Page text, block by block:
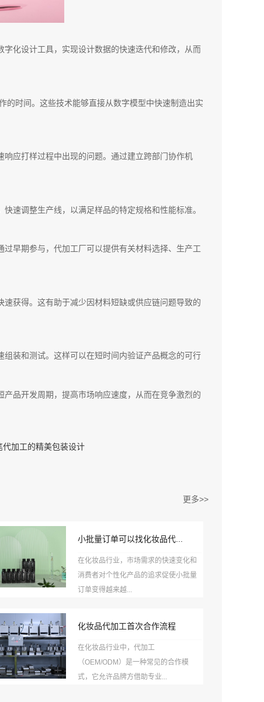
化设计工具，实现设计数据的快速迭代和修改，从而
的时间。这些技术能够直接从数字模型中快速制造出实
应打样过程中出现的问题。通过建立跨部门协作机
速调整生产线，以满足样品的特定规格和性能标准。
早期参与，代加工厂可以提供有关材料选择、生产工
获得。这有助于减少因材料短缺或供应链问题导致的
装和测试。这样可以在短时间内验证产品概念的可行
品开发周期，提高市场响应速度，从而在竞争激烈的
代加工的精美包装设计
更多>>
小批量订单可以找化妆品代...
在化妆品行业，市场需求的快速变化和
消费者对个性化产品的追求促使小批量
订单变得越来越...
化妆品代加工首次合作流程
在化妆品行业中，代加工
（OEM/ODM）是一种常见的合作模
式，它允许品牌方借助专业...